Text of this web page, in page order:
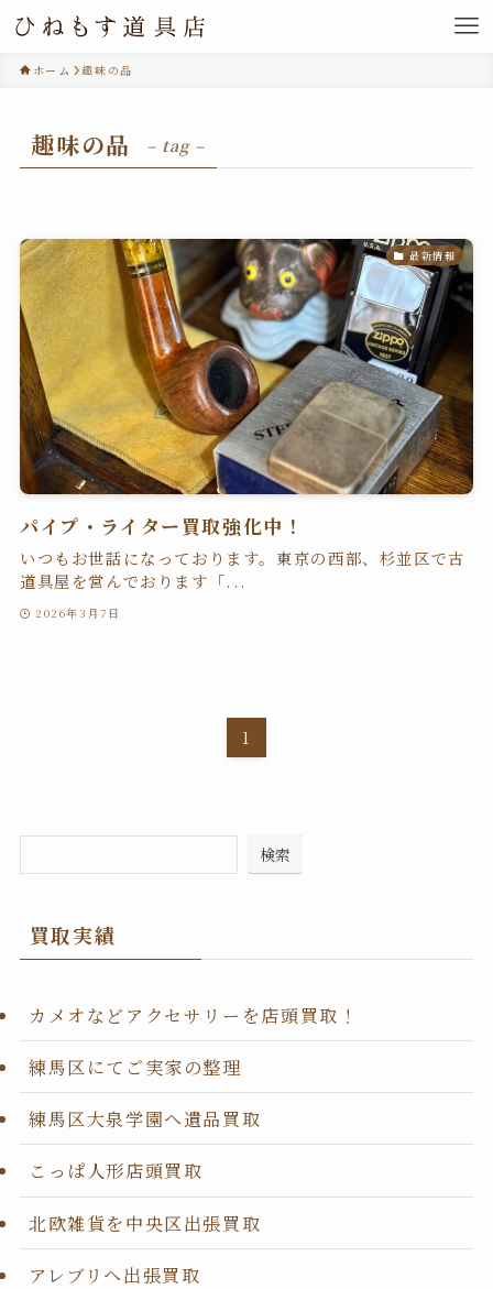
ホーム 趣味の品
趣味の品 – tag –
最新情報
パイプ・ライター買取強化中！
いつもお世話になっております。東京の西部、杉並区で古
道具屋を営んでおります「...
2026年3月7日
1
検索
買取実績
カメオなどアクセサリーを店頭買取！
練馬区にてご実家の整理
練馬区大泉学園へ遺品買取
こっぱ人形店頭買取
北欧雑貨を中央区出張買取
アレブリヘ出張買取